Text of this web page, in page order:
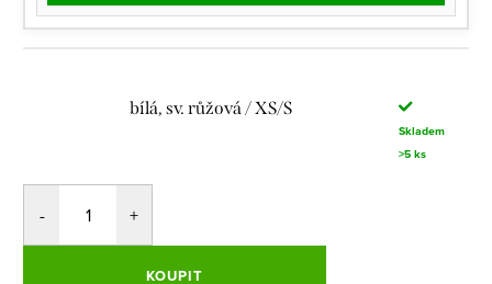
bílá, sv. růžová / XS/S
Skladem
>5 ks
KOUPIT